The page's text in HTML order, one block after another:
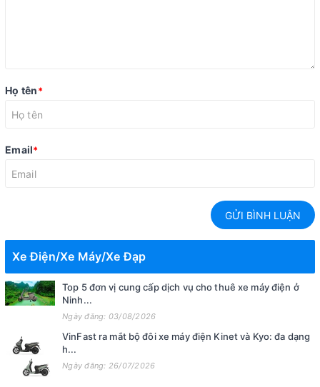
Họ tên*
Email*
GỬI BÌNH LUẬN
Xe Điện/Xe Máy/Xe Đạp
Top 5 đơn vị cung cấp dịch vụ cho thuê xe máy điện ở
Ninh...
Ngày đăng: 03/08/2026
VinFast ra mắt bộ đôi xe máy điện Kinet và Kyo: đa dạng
h...
Ngày đăng: 26/07/2026